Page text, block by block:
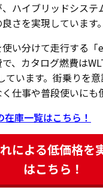
ハイブリッドシステ
さを実現しています。
い分けて走行する「
、カタログ燃費は
います。街乗りを
仕事や普段使いにも
庫一覧はこちら！
による低価格を
はこちら！